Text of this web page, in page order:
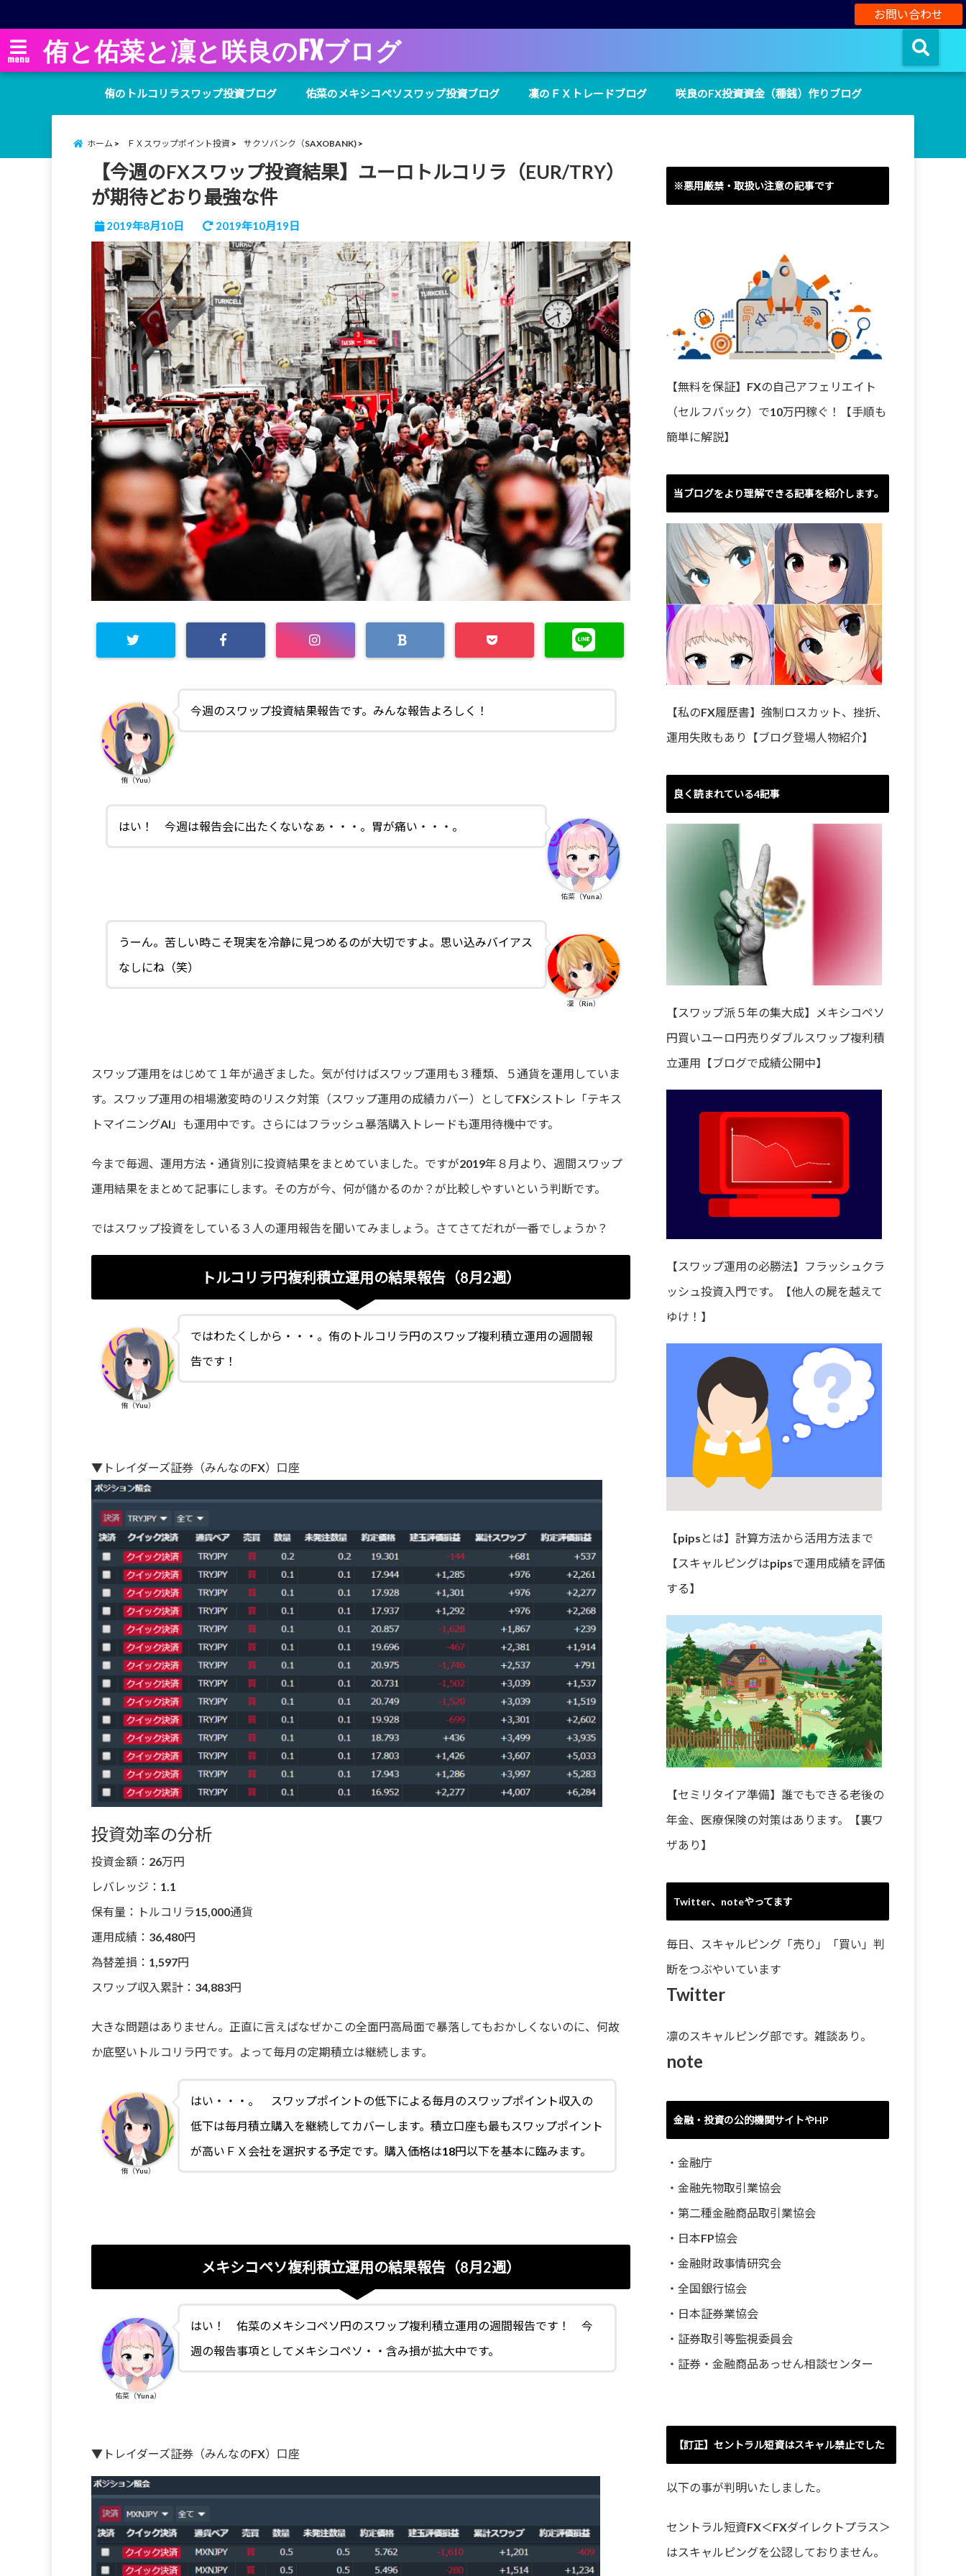
お問い合わせ
menu 侑と佑菜と凜と咲良のFXブログ
侑のトルコリラスワップ投資ブログ 佑菜のメキシコペソスワップ投資ブログ 凜のＦＸトレードブログ 咲良のFX投資資金（種銭）作りブログ
ホーム ＦＸスワップポイント投資 サクソバンク（SAXOBANK)
【今週のFXスワップ投資結果】ユーロトルコリラ（EUR/TRY）
が期待どおり最強な件
2019年8月10日 2019年10月19日
今週のスワップ投資結果報告です。みんな報告よろしく！
侑（Yuu）
はい！ 今週は報告会に出たくないなぁ・・・。胃が痛い・・・。
佑菜（Yuna）
うーん。苦しい時こそ現実を冷静に見つめるのが大切ですよ。思い込みバイアス
なしにね（笑）
凜（Rin）
スワップ運用をはじめて１年が過ぎました。気が付けばスワップ運用も３種類、５通貨を運用していま
す。スワップ運用の相場激変時のリスク対策（スワップ運用の成績カバー）としてFXシストレ「テキス
トマイニングAI」も運用中です。さらにはフラッシュ暴落購入トレードも運用待機中です。
今まで毎週、運用方法・通貨別に投資結果をまとめていました。ですが2019年８月より、週間スワップ
運用結果をまとめて記事にします。その方が今、何が儲かるのか？が比較しやすいという判断です。
ではスワップ投資をしている３人の運用報告を聞いてみましょう。さてさてだれが一番でしょうか？
トルコリラ円複利積立運用の結果報告（8月2週）
ではわたくしから・・・。侑のトルコリラ円のスワップ複利積立運用の週間報
告です！
侑（Yuu）
▼トレイダーズ証券（みんなのFX）口座
投資効率の分析
投資金額：26万円
レバレッジ：1.1
保有量：トルコリラ15,000通貨
運用成績：36,480円
為替差損：1,597円
スワップ収入累計：34,883円
大きな問題はありません。正直に言えばなぜかこの全面円高局面で暴落してもおかしくないのに、何故
か底堅いトルコリラ円です。よって毎月の定期積立は継続します。
はい・・・。 スワップポイントの低下による毎月のスワップポイント収入の
低下は毎月積立購入を継続してカバーします。積立口座も最もスワップポイント
が高いＦＸ会社を選択する予定です。購入価格は18円以下を基本に臨みます。
侑（Yuu）
メキシコペソ複利積立運用の結果報告（8月2週）
はい！ 佑菜のメキシコペソ円のスワップ複利積立運用の週間報告です！ 今
週の報告事項としてメキシコペソ・・含み損が拡大中です。
佑菜（Yuna）
▼トレイダーズ証券（みんなのFX）口座
※悪用厳禁・取扱い注意の記事です
【無料を保証】FXの自己アフェリエイト
（セルフバック）で10万円稼ぐ！【手順も
簡単に解説】
当ブログをより理解できる記事を紹介します。
【私のFX履歴書】強制ロスカット、挫折、
運用失敗もあり【ブログ登場人物紹介】
良く読まれている4記事
【スワップ派５年の集大成】メキシコペソ
円買いユーロ円売りダブルスワップ複利積
立運用【ブログで成績公開中】
【スワップ運用の必勝法】フラッシュクラ
ッシュ投資入門です。【他人の屍を越えて
ゆけ！】
【pipsとは】計算方法から活用方法まで
【スキャルピングはpipsで運用成績を評価
する】
【セミリタイア準備】誰でもできる老後の
年金、医療保険の対策はあります。【裏ワ
ザあり】
Twitter、noteやってます
毎日、スキャルピング「売り」「買い」判
断をつぶやいています
Twitter
凛のスキャルピング部です。雑談あり。
note
金融・投資の公的機関サイトやHP
・ 金融庁
・ 金融先物取引業協会
・ 第二種金融商品取引業協会
・ 日本FP協会
・ 金融財政事情研究会
・ 全国銀行協会
・ 日本証券業協会
・ 証券取引等監視委員会
・ 証券・金融商品あっせん相談センター
【訂正】セントラル短資はスキャル禁止でした
以下の事が判明いたしました。
セントラル短資FX＜FXダイレクトプラス＞
はスキャルピングを公認しておりません。